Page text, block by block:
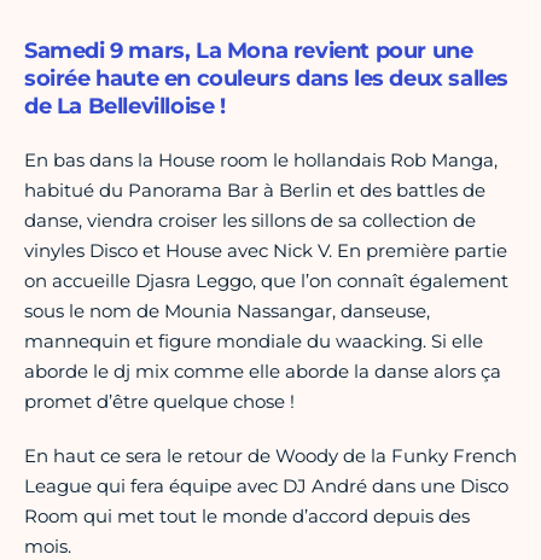
Samedi 9 mars, La Mona revient pour une
soirée haute en couleurs dans les deux salles
de La Bellevilloise !
En bas dans la House room le hollandais Rob Manga,
habitué du Panorama Bar à Berlin et des battles de
danse, viendra croiser les sillons de sa collection de
vinyles Disco et House avec Nick V. En première partie
on accueille Djasra Leggo, que l’on connaît également
sous le nom de Mounia Nassangar, danseuse,
mannequin et figure mondiale du waacking. Si elle
aborde le dj mix comme elle aborde la danse alors ça
promet d’être quelque chose !
En haut ce sera le retour de Woody de la Funky French
League qui fera équipe avec DJ André dans une Disco
Room qui met tout le monde d’accord depuis des
mois.